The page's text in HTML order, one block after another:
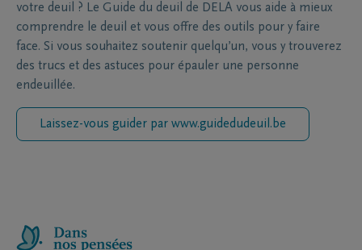
votre deuil ? Le Guide du deuil de DELA vous aide à mieux
comprendre le deuil et vous offre des outils pour y faire
face. Si vous souhaitez soutenir quelqu’un, vous y trouverez
des trucs et des astuces pour épauler une personne
endeuillée.
Laissez-vous guider par www.guidedudeuil.be